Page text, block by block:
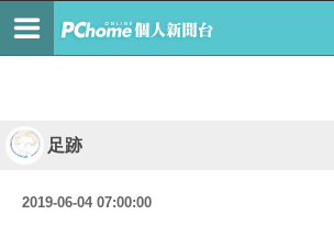
足跡
2019-06-04 07:00:00